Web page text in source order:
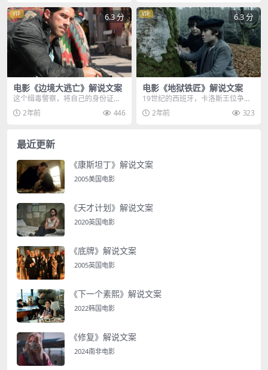
VIP 6.3 分
电影《边境大逃亡》解说文案
这个缉毒警察，将自己的身份证件
塞进毒贩的口袋，又将人按进后备
箱中，接着，他拎起地...
2年前 446
VIP 6.3 分
电影《地狱铁匠》解说文案
19世纪的西班牙，卡洛斯王位争夺
战如火如荼，交战过后，最遭殃的
还是百姓，战败方将...
2年前 323
最近更新
《康斯坦丁》解说文案
2005美国电影
《天才计划》解说文案
2020英国电影
《底牌》解说文案
2005英国电影
《下一个素熙》解说文案
2022韩国电影
《修复》解说文案
2024南非电影